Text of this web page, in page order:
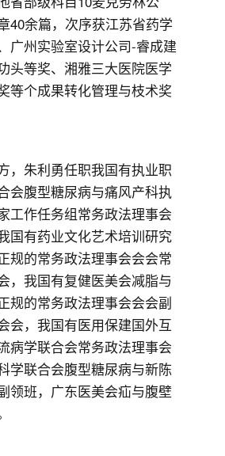
40余篇，次序获江苏省药学
广州实验室设计公司-睿成建
头等奖、湘雅三大医院医学
等个成果转化管理与枝术奖
，朱利勇任职我国有执业职
会腹型糖尿病与痛风产科执
工作任务组常务政法理事会
国有药业文化艺术培训研究
规的常务政法理事会会会常
，我国有复健医美会减脂与
规的常务政法理事会会会副
会，我国有医用保建国外互
病学联合会常务政法理事会
学联合会腹型糖尿病与新陈
领班，广东医美会疝与腹壁